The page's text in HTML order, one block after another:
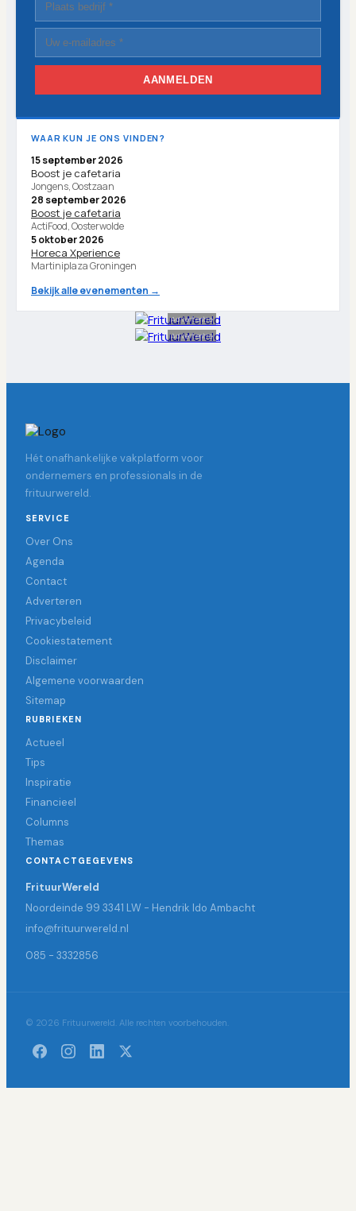
AANMELDEN
WAAR KUN JE ONS VINDEN?
15 september 2026
Boost je cafetaria
Jongens, Oostzaan
28 september 2026
Boost je cafetaria
ActiFood, Oosterwolde
5 oktober 2026
Horeca Xperience
Martiniplaza Groningen
Bekijk alle evenementen →
Advertentie
Advertentie
Hét onafhankelijke vakplatform voor
ondernemers en professionals in de
frituurwereld.
SERVICE
Over Ons
Agenda
Contact
Adverteren
Privacybeleid
Cookiestatement
Disclaimer
Algemene voorwaarden
Sitemap
RUBRIEKEN
Actueel
Tips
Inspiratie
Financieel
Columns
Themas
CONTACTGEGEVENS
FrituurWereld
Noordeinde 99 3341 LW - Hendrik Ido Ambacht
info@frituurwereld.nl
085 - 3332856
© 2026 Frituurwereld. Alle rechten voorbehouden.